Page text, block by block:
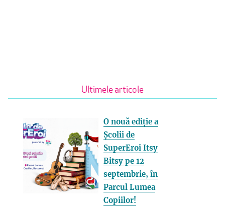
Ultimele articole
O nouă ediție a
Școlii de
SuperEroi Itsy
Bitsy pe 12
septembrie, în
Parcul Lumea
Copiilor!